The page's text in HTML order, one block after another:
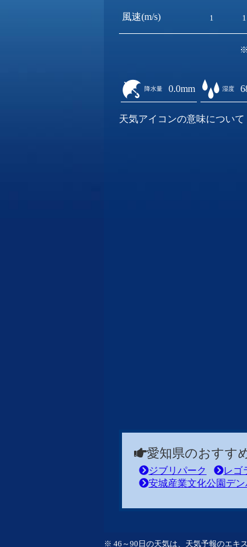
風速(m/s) 1 1
※
降水量 0.0mm 湿度
天気アイコンの意味について
愛知県のおすす
ジブリパーク レゴ
安城産業文化公園デン
※ 46～90日の天気は、天気予報のエキ